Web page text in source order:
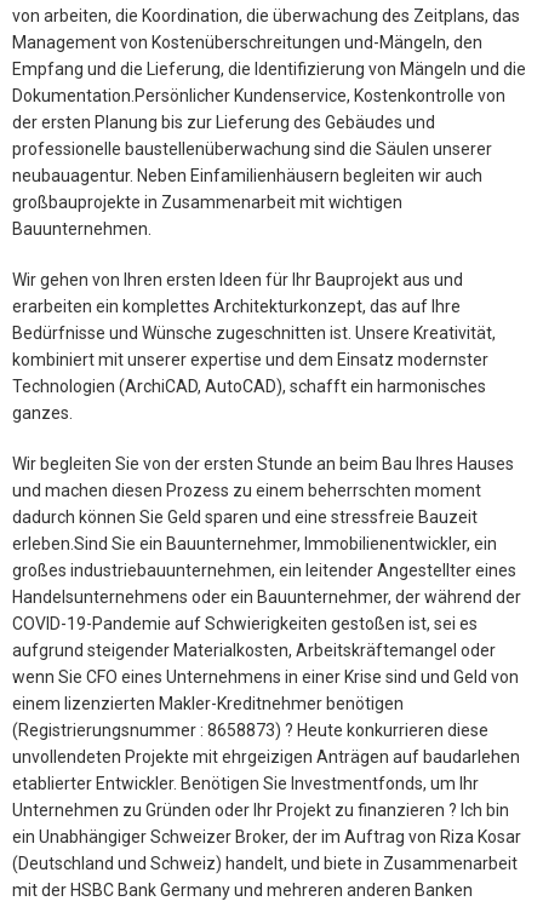
von arbeiten, die Koordination, die überwachung des Zeitplans, das
Management von Kostenüberschreitungen und-Mängeln, den
Empfang und die Lieferung, die Identifizierung von Mängeln und die
Dokumentation.Persönlicher Kundenservice, Kostenkontrolle von
der ersten Planung bis zur Lieferung des Gebäudes und
professionelle baustellenüberwachung sind die Säulen unserer
neubauagentur. Neben Einfamilienhäusern begleiten wir auch
großbauprojekte in Zusammenarbeit mit wichtigen
Bauunternehmen.
Wir gehen von Ihren ersten Ideen für Ihr Bauprojekt aus und
erarbeiten ein komplettes Architekturkonzept, das auf Ihre
Bedürfnisse und Wünsche zugeschnitten ist. Unsere Kreativität,
kombiniert mit unserer expertise und dem Einsatz modernster
Technologien (ArchiCAD, AutoCAD), schafft ein harmonisches
ganzes.
Wir begleiten Sie von der ersten Stunde an beim Bau Ihres Hauses
und machen diesen Prozess zu einem beherrschten moment
dadurch können Sie Geld sparen und eine stressfreie Bauzeit
erleben.Sind Sie ein Bauunternehmer, Immobilienentwickler, ein
großes industriebauunternehmen, ein leitender Angestellter eines
Handelsunternehmens oder ein Bauunternehmer, der während der
COVID-19-Pandemie auf Schwierigkeiten gestoßen ist, sei es
aufgrund steigender Materialkosten, Arbeitskräftemangel oder
wenn Sie CFO eines Unternehmens in einer Krise sind und Geld von
einem lizenzierten Makler-Kreditnehmer benötigen
(Registrierungsnummer : 8658873) ? Heute konkurrieren diese
unvollendeten Projekte mit ehrgeizigen Anträgen auf baudarlehen
etablierter Entwickler. Benötigen Sie Investmentfonds, um Ihr
Unternehmen zu Gründen oder Ihr Projekt zu finanzieren ? Ich bin
ein Unabhängiger Schweizer Broker, der im Auftrag von Riza Kosar
(Deutschland und Schweiz) handelt, und biete in Zusammenarbeit
mit der HSBC Bank Germany und mehreren anderen Banken